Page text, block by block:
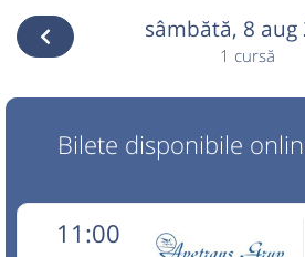
sâmbătă, 8 aug
1 cursă
Bilete disponibile
11:00